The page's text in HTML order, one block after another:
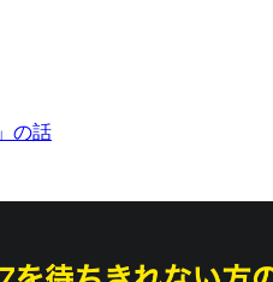
の話